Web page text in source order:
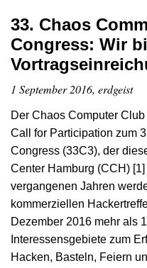
33. Chaos
Congress: Wir
1 September 2016, erdgeist
Der Chaos Computer
Call for Participation zum
Congress (33C3), der
Center Hamburg (CCH)
vergangenen Jahren
kommerziellen
Dezember 2016 mehr als
Interessensgebiete zum
Hacken, Basteln, Feiern